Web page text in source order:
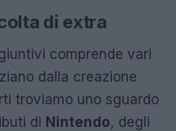
di extra
comprende vari
dalla creazione
troviamo uno sguardo
di Nintendo, degli